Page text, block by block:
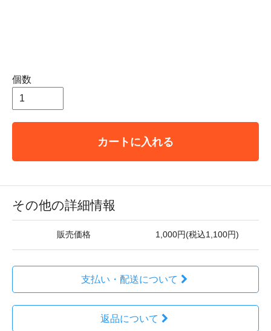
個数
カートに入れる
その他の詳細情報
販売価格 1,000円(税込1,100円)
支払い・配送について
返品について